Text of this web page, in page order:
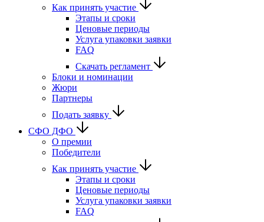
Как принять участие
Этапы и сроки
Ценовые периоды
Услуга упаковки заявки
FAQ
Скачать регламент
Блоки и номинации
Жюри
Партнеры
Подать заявку
CФО ДФО
О премии
Победители
Как принять участие
Этапы и сроки
Ценовые периоды
Услуга упаковки заявки
FAQ